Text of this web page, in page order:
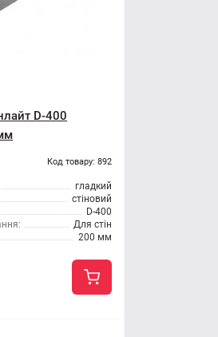
D-400
Код товару: 892
гладкий
стіновий
D-400
Для стін
200 мм